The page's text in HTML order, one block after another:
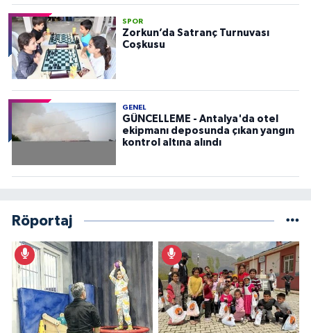
SPOR
Zorkun’da Satranç Turnuvası
Coşkusu
GENEL
GÜNCELLEME - Antalya'da otel
ekipmanı deposunda çıkan yangın
kontrol altına alındı
Röportaj